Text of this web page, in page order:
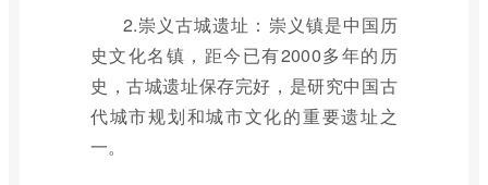
2.崇义古城遗址：崇义镇是中国历
史文化名镇，距今已有2000多年的历
史，古城遗址保存完好，是研究中国古
代城市规划和城市文化的重要遗址之
一。